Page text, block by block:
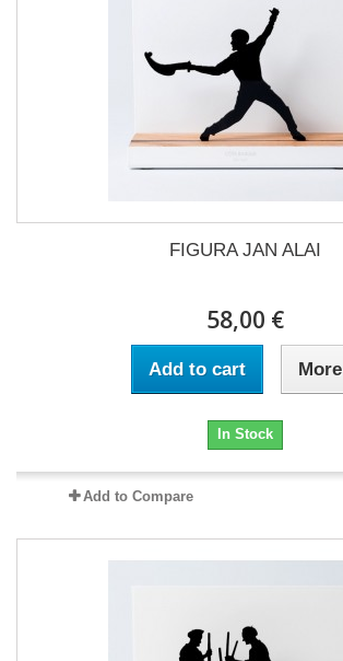
FIGURA JAN ALAI
58,00 €
Add to cart More
In Stock
Add to Compare